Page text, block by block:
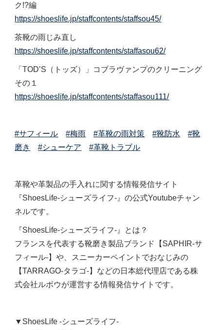
ク!?編
https://shoeslife.jp/staffcontents/staffsou45/
茶靴の雨じみ直し
https://shoeslife.jp/staffcontents/staffasou62/
「TOD’S（トッズ）」コブラヴァンプのクリーニング
その１
https://shoeslife.jp/staffcontents/staffasou111/
#サフィール #梅雨 #革靴の雨対策 #靴防水
#靴
磨き
#シューケア #革靴トラブル
革靴や革製品の手入れに関する情報発信サイト
『ShoesLife-シューズライフ-』の公式Youtubeチャン
ネルです。
『ShoesLife-シューズライフ-』とは？
フランスを代表する靴磨き製品ブランド【SAPHIR-サ
フィール-】や、スニーカーペイントでおなじみの
【TARRAGO-タラゴ-】などの日本総代理店である株
式会社ルボウが運営する情報発信サイトです。
▼ShoesLife -シューズライフ-